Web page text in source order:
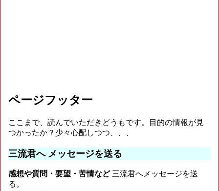
ページフッター
ここまで、読んでいただきどうもです。目的の情報が見
つかったか？少々心配しつつ、、、
三流君へ メッセージを送る
感想や質問・要望・苦情など三流君へメッセージを送
る。